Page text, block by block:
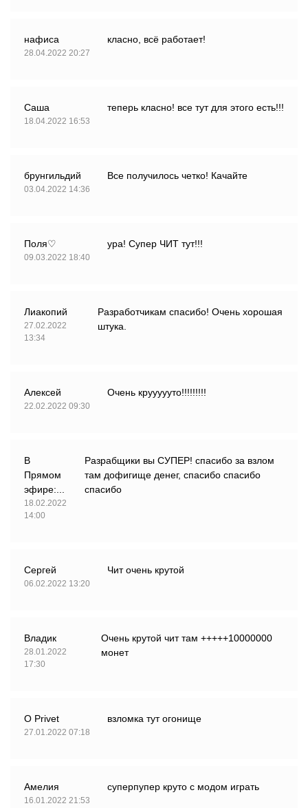
нафиса
28.04.2022 20:27
класно, всё работает!
Саша
18.04.2022 16:53
теперь класно! все тут для этого есть!!!
брунгильдий
03.04.2022 14:36
Все получилось четко! Качайте
Поля♡
09.03.2022 18:40
ура! Супер ЧИТ тут!!!
Лиакопий
27.02.2022
13:34
Разработчикам спасибо! Очень хорошая
штука.
Алексей
22.02.2022 09:30
Очень круууууто!!!!!!!!!
В
Прямом
эфире:...
18.02.2022
14:00
Разрабщики вы СУПЕР! спасибо за взлом
там дофигище денег, спасибо спасибо
спасибо
Сергей
06.02.2022 13:20
Чит очень крутой
Владик
28.01.2022
17:30
Очень крутой чит там +++++10000000
монет
O Privet
27.01.2022 07:18
взломка тут огонище
Амелия
16.01.2022 21:53
суперпупер круто с модом играть